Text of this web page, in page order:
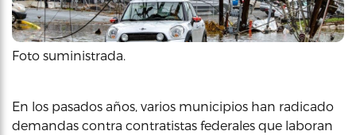
Foto suministrada.
En los pasados años, varios municipios han radicado
demandas contra contratistas federales que laboran